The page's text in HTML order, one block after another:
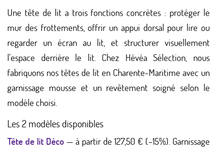
Une tête de lit a trois fonctions concrètes : protéger le
mur des frottements, offrir un appui dorsal pour lire ou
regarder un écran au lit, et structurer visuellement
l'espace derrière le lit. Chez Hévéa Sélection, nous
fabriquons nos têtes de lit en Charente-Maritime avec un
garnissage mousse et un revêtement soigné selon le
modèle choisi.
Les 2 modèles disponibles
Tête de lit Déco — à partir de 127,50 € (–15%). Garnissage